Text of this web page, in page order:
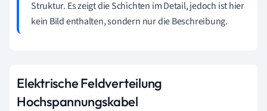
Struktur. Es zeigt die Schichten im Detail, jedoch ist hier
kein Bild enthalten, sondern nur die Beschreibung.
Elektrische Feldverteilung
Hochspannungskabel